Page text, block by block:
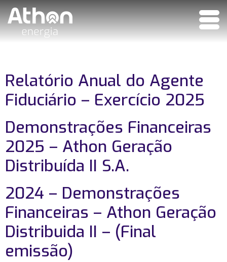
Relatório Anual do Agente
Fiduciário – Exercício 2025
Demonstrações Financeiras
2025 – Athon Geração
Distribuída II S.A.
2024 – Demonstrações
Financeiras – Athon Geração
Distribuida II – (Final
emissão)